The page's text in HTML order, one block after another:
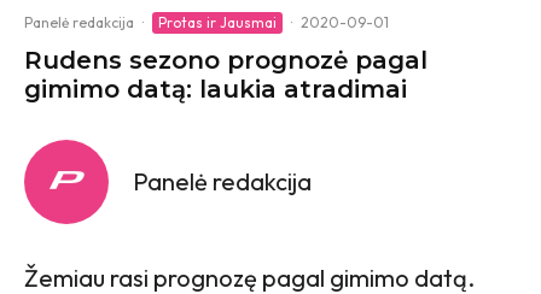
Panelė redakcija · Protas ir Jausmai · 2020-09-01
Rudens sezono prognozė pagal
gimimo datą: laukia atradimai
Panelė redakcija
Žemiau rasi prognozę pagal gimimo datą.